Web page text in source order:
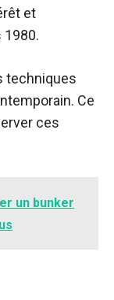
et
1980.
techniques
Ce
ces
un bunker